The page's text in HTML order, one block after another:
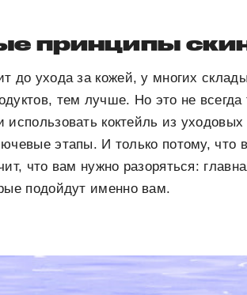
принципы
до ухода за кожей, у многих
тем лучше. Но это не
использовать коктейль из
этапы. И только потому,
что вам нужно разоряться:
подойдут именно вам.